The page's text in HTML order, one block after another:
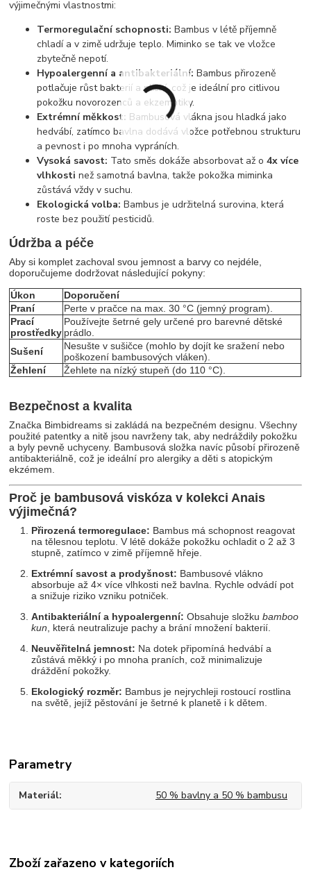
výjimečnými vlastnostmi:
Termoregulační schopnosti: Bambus v létě příjemně
chladí a v zimě udržuje teplo. Miminko se tak ve vložce
zbytečně nepotí.
Hypoalergenní a antibakteriální: Bambus přirozeně
potlačuje růst bakterií a plísní, což je ideální pro citlivou
pokožku novorozenců a ekzematiky.
Extrémní měkkost: Bambusová vlákna jsou hladká jako
hedvábí, zatímco bavlna dodává vložce potřebnou strukturu
a pevnost i po mnoha vypráních.
Vysoká savost: Tato směs dokáže absorbovat až o4x více
vlhkosti než samotná bavlna, takže pokožka miminka
zůstává vždy v suchu.
Ekologická volba: Bambus je udržitelná surovina, která
roste bez použití pesticidů.
Údržba a péče
Aby si komplet zachoval svou jemnost a barvy co nejdéle,
doporučujeme dodržovat následující pokyny:
Úkon
Doporučení
Praní
Perte v pračce na max. 30 °C (jemný program).
Prací
prostředky
Používejte šetrné gely určené pro barevné dětské
prádlo.
Sušení
Nesušte v sušičce (mohlo by dojít ke sražení nebo
poškození bambusových vláken).
Žehlení
Žehlete na nízký stupeň (do 110 °C).
Bezpečnost a kvalita
Značka Bimbidreams si zakládá na bezpečném designu. Všechny
použité patentky a nitě jsou navrženy tak, aby nedráždily pokožku
a byly pevně uchyceny. Bambusová složka navíc působí přirozeně
antibakteriálně, což je ideální pro alergiky a děti s atopickým
ekzémem.
Proč je bambusová viskóza v kolekci Anais
výjimečná?
Přirozená termoregulace: Bambus má schopnost reagovat
na tělesnou teplotu. V létě dokáže pokožku ochladit o 2 až 3
stupně, zatímco v zimě příjemně hřeje.
Extrémní savost a prodyšnost: Bambusové vlákno
absorbuje až 4× více vlhkosti než bavlna. Rychle odvádí pot
a snižuje riziko vzniku potniček.
Antibakteriální a hypoalergenní: Obsahuje složkubamboo
kun , která neutralizuje pachy a brání množení bakterií.
Neuvěřitelná jemnost: Na dotek připomíná hedvábí a
zůstává měkký i po mnoha praních, což minimalizuje
dráždění pokožky.
Ekologický rozměr: Bambus je nejrychleji rostoucí rostlina
na světě, jejíž pěstování je šetrné k planetě i k dětem.
Parametry
Materiál 50 % bavlny a 50 % bambusu
Zboží zařazeno v kategoriích